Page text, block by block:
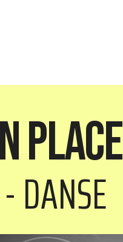
Place
DANSE